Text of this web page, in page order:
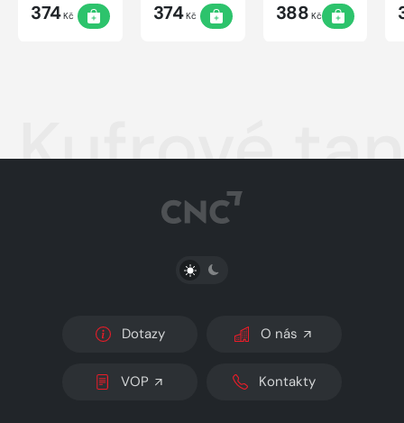
374Kč 374Kč 388 Kč
Kufrové
PŘEPNOUT SVĚTLÝ/TMAVÝ REŽIM
Dotazy O nás
VOP Kontakty